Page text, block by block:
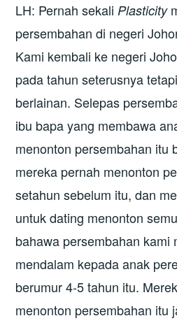
LH: Pernah sekaliPlasticity
persembahan di negeri
Kami kembali ke negeri
pada tahun seterusnya
berlainan. Selepas
ibu bapa yang membawa
menonton persembahan itu
mereka pernah menonton
setahun sebelum itu, dan
untuk dating menonton
bahawa persembahan kami
mendalam kepada anak
berumur 4-5 tahun itu.
menonton persembahan itu